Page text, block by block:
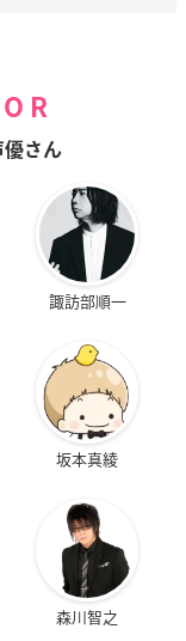
優さん
諏訪部順一
坂本真綾
森川智之